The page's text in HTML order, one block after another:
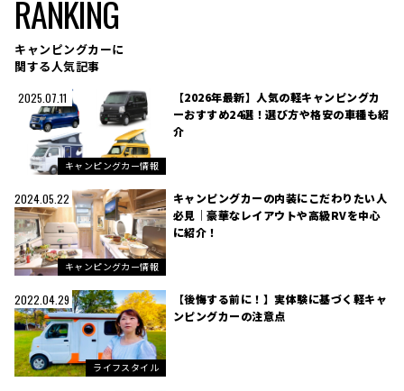
RANKING
キャンピングカーに
関する人気記事
2025.07.11
キャンピングカー情報
【2026年最新】人気の軽キャンピングカ
ーおすすめ24選！選び方や格安の車種も紹
介
2024.05.22
キャンピングカー情報
キャンピングカーの内装にこだわりたい人
必見｜豪華なレイアウトや高級RVを中心
に紹介！
2022.04.29
ライフスタイル
【後悔する前に！】実体験に基づく軽キャ
ンピングカーの注意点